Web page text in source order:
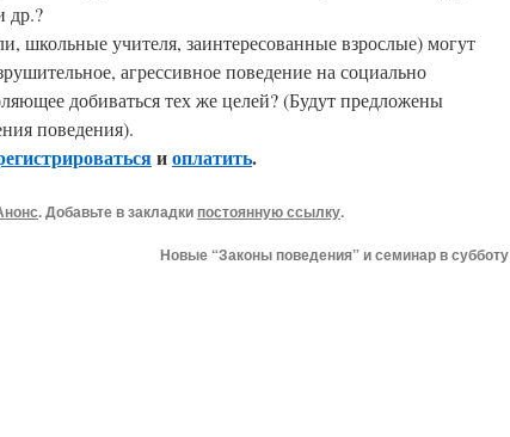
др.?
школьные учителя, заинтересованные взрослые) могут
агрессивное поведение на социально
добиваться тех же целей? (Будут предложены
поведения).
иоплатить.
. Добавьте в закладки постоянную ссылку.
Новые “Законы поведения” и семинар в субботу